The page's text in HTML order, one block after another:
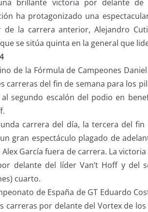
brillante victoria por delante
ha protagonizado una
de la carrera anterior, Alejandro
se sitúa quinta en la general que
de la Fórmula de Campeones
carreras del fin de semana para los
al segundo escalón del podio en
carrera del día, la tercera del
gran espectáculo plagado de
Alex García fuera de carrera. La
delante del líder Van’t Hoff y del
cuarto.
de España de GT Eduardo
carreras por delante del Vortex de